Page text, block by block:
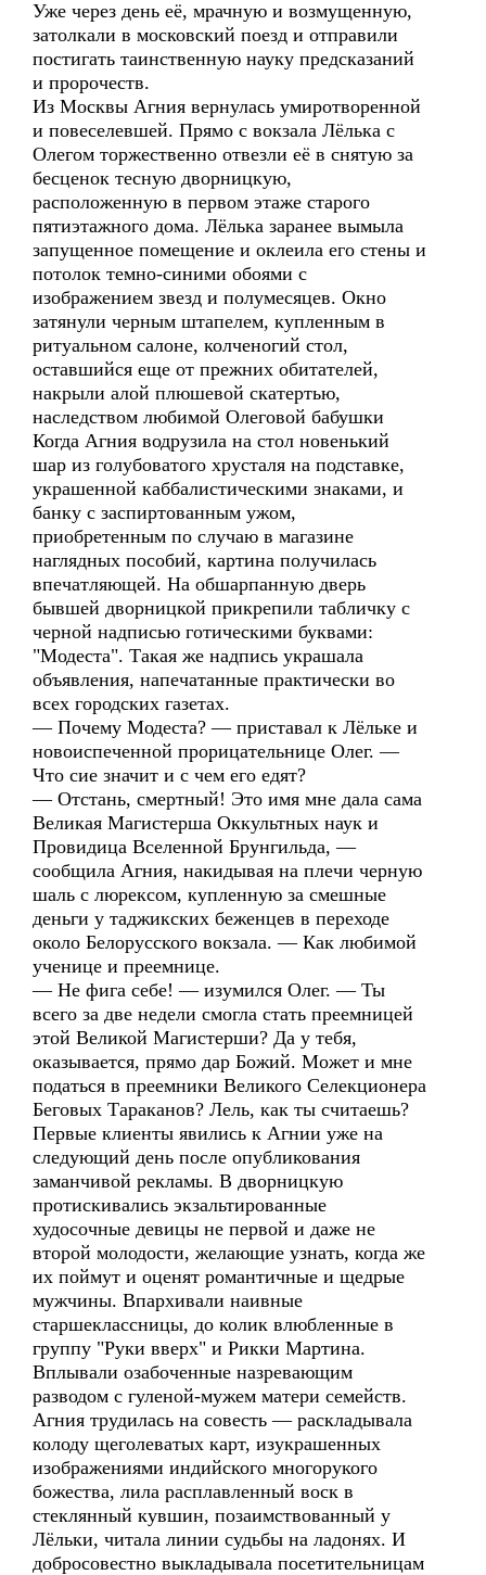
Уже через день её, мрачную и возмущенную,
затолкали в московский поезд и отправили
постигать таинственную науку предсказаний
и пророчеств.
Из Москвы Агния вернулась умиротворенной
и повеселевшей. Прямо с вокзала Лёлька с
Олегом торжественно отвезли её в снятую за
бесценок тесную дворницкую,
расположенную в первом этаже старого
пятиэтажного дома. Лёлька заранее вымыла
запущенное помещение и оклеила его стены и
потолок темно-синими обоями с
изображением звезд и полумесяцев. Окно
затянули черным штапелем, купленным в
ритуальном салоне, колченогий стол,
оставшийся еще от прежних обитателей,
накрыли алой плюшевой скатертью,
наследством любимой Олеговой бабушки
Когда Агния водрузила на стол новенький
шар из голубоватого хрусталя на подставке,
украшенной каббалистическими знаками, и
банку с заспиртованным ужом,
приобретенным по случаю в магазине
наглядных пособий, картина получилась
впечатляющей. На обшарпанную дверь
бывшей дворницкой прикрепили табличку с
черной надписью готическими буквами:
"Модеста". Такая же надпись украшала
объявления, напечатанные практически во
всех городских газетах.
— Почему Модеста? — приставал к Лёльке и
новоиспеченной прорицательнице Олег. —
Что сие значит и с чем его едят?
— Отстань, смертный! Это имя мне дала сама
Великая Магистерша Оккультных наук и
Провидица Вселенной Брунгильда, —
сообщила Агния, накидывая на плечи черную
шаль с люрексом, купленную за смешные
деньги у таджикских беженцев в переходе
около Белорусского вокзала. — Как любимой
ученице и преемнице.
— Не фига себе! — изумился Олег. — Ты
всего за две недели смогла стать преемницей
этой Великой Магистерши? Да у тебя,
оказывается, прямо дар Божий. Может и мне
податься в преемники Великого Селекционера
Беговых Тараканов? Лель, как ты считаешь?
Первые клиенты явились к Агнии уже на
следующий день после опубликования
заманчивой рекламы. В дворницкую
протискивались экзальтированные
худосочные девицы не первой и даже не
второй молодости, желающие узнать, когда же
их поймут и оценят романтичные и щедрые
мужчины. Впархивали наивные
старшеклассницы, до колик влюбленные в
группу "Руки вверх" и Рикки Мартина.
Вплывали озабоченные назревающим
разводом с гуленой-мужем матери семейств.
Агния трудилась на совесть — раскладывала
колоду щеголеватых карт, изукрашенных
изображениями индийского многорукого
божества, лила расплавленный воск в
стеклянный кувшин, позаимствованный у
Лёльки, читала линии судьбы на ладонях. И
добросовестно выкладывала посетительницам